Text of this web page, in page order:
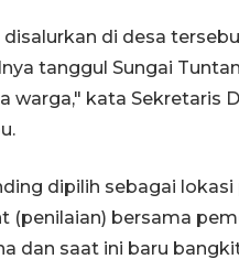
di desa
tanggul Sungai
kata Sekretaris
dipilih sebagai
(penilaian) bersama
dan saat ini baru